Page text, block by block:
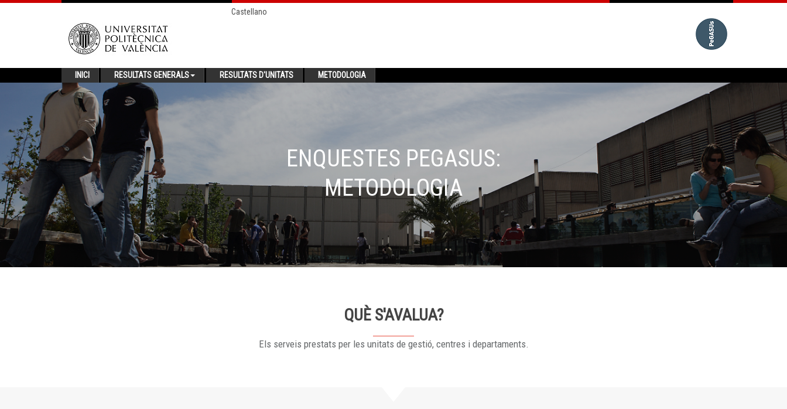
Castellano
INICI RESULTATS GENERALS RESULTATS D'UNITATS METODOLOGIA
ENQUESTES PEGASUS:
METODOLOGIA
QUÈ S'AVALUA?
Els serveis prestats per les unitats de gestió, centres i departaments.